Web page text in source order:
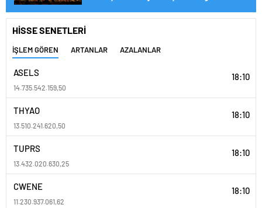
HİSSE SENETLERİ
İŞLEM GÖREN ARTANLAR AZALANLAR
ASELS
14.735.542.159,50
18:10
THYAO
13.510.241.620,50
18:10
TUPRS
13.432.020.630,25
18:10
CWENE
11.230.937.061,62
18:10